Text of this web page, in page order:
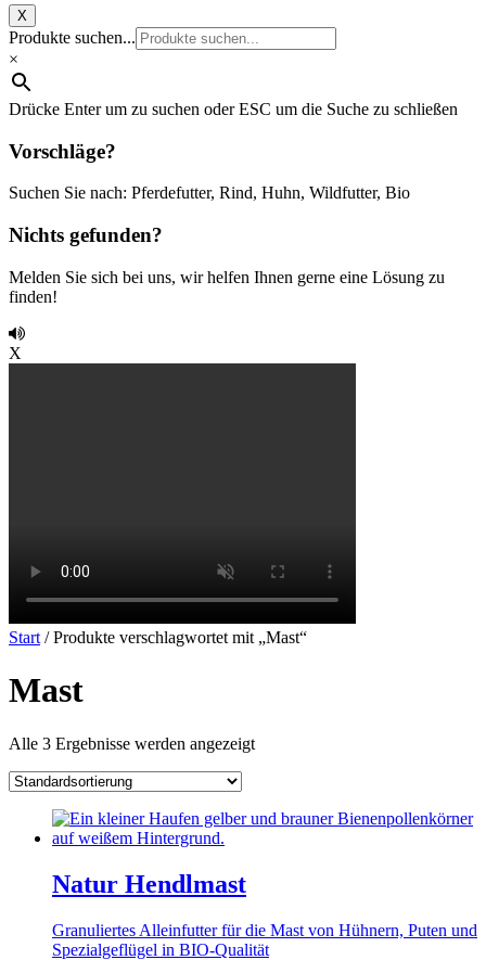
X
Produkte suchen...
×
Drücke Enter um zu suchen oder ESC um die Suche zu schließen
Vorschläge?
Suchen Sie nach: Pferdefutter, Rind, Huhn, Wildfutter, Bio
Nichts gefunden?
Melden Sie sich bei uns, wir helfen Ihnen gerne eine Lösung zu
finden!
X
Start / Produkte verschlagwortet mit „Mast“
Mast
Alle 3 Ergebnisse werden angezeigt
Natur Hendlmast
Granuliertes Alleinfutter für die Mast von Hühnern, Puten und
Spezialgeflügel in BIO-Qualität